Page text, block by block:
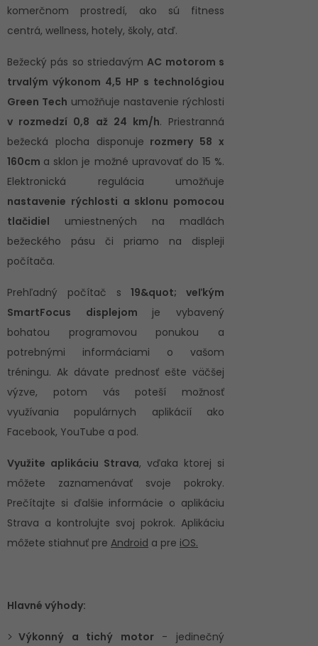
komerčnom prostredí, ako sú fitness
centrá, wellness, hotely, školy, atď.
Bežecký pás so striedavýmAC motorom s
trvalým výkonom 4,5 HP s technológiou
Green Tech umožňuje nastavenie rýchlosti
v rozmedzí 0,8 až 24 km/h. Priestranná
bežecká plocha disponuje rozmery 58 x
160cm a sklon je možné upravovať do 15 %.
Elektronická regulácia umožňuje
nastavenie rýchlosti a sklonu pomocou
tlačidiel umiestnených na madlách
bežeckého pásu či priamo na displeji
počítača.
Prehľadný počítač s19&quot; veľkým
SmartFocus displejom je vybavený
bohatou programovou ponukou a
potrebnými informáciami o vašom
tréningu. Ak dávate prednosť ešte väčšej
výzve, potom vás poteší možnosť
využívania populárnych aplikácií ako
Facebook, YouTube a pod.
Využite aplikáciu Strava, vďaka ktorej si
môžete zaznamenávať svoje pokroky.
Prečítajte si ďalšie informácie o aplikáciu
Strava a kontrolujte svoj pokrok. Aplikáciu
môžete stiahnuť pre Android a pre iOS.
Hlavné výhody:
Výkonný a tichý motor- jedinečný